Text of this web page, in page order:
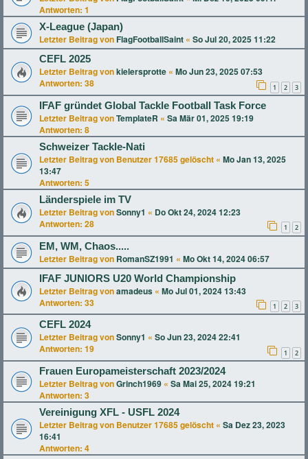
Antworten: 1
X-League (Japan)
Letzter Beitrag von FlagFootballSaint « So Jul 20, 2025 11:22
CEFL 2025
Letzter Beitrag vonkielersprotte « Mo Jun 23, 2025 07:53
Antworten: 38 1 2 3
IFAF gründet Global Tackle Football Task Force
Letzter Beitrag vonTemplateR « Sa Mär 01, 2025 19:19
Antworten: 8
Schweizer Tackle-Nati
Letzter Beitrag von Benutzer 17685 gelöscht « Mo Jan 13, 2025
13:47
Antworten: 5
Länderspiele im TV
Letzter Beitrag vonSonny1 « Do Okt 24, 2024 12:23
Antworten: 28 1 2
EM, WM, Chaos.....
Letzter Beitrag von RomanSZ1991 « Mo Okt 14, 2024 06:57
IFAF JUNIORS U20 World Championship
Letzter Beitrag vonamadeus « Mo Jul 01, 2024 13:43
Antworten: 33 1 2 3
CEFL 2024
Letzter Beitrag vonSonny1 « So Jun 23, 2024 22:41
Antworten: 19 1 2
Frauen Europameisterschaft 2023/2024
Letzter Beitrag vonGrinch1969 « Sa Mai 25, 2024 19:21
Antworten: 3
Vereinigung XFL - USFL 2024
Letzter Beitrag von Benutzer 17685 gelöscht « Sa Dez 23, 2023
16:41
Antworten: 4